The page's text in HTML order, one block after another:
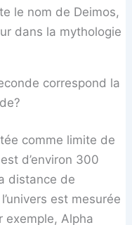
le nom de Deimos,
dans la mythologie
correspond la
comme limite de
d’environ 300
distance de
est mesurée
exemple, Alpha